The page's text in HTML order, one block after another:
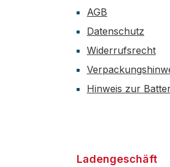
AGB
Datenschutz
Widerrufsrecht
Hinweis zur
Ladengeschäft